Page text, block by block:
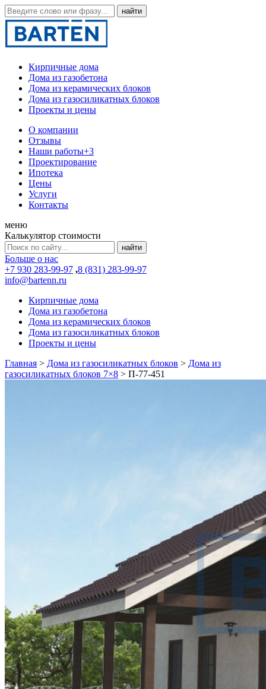
Кирпичные дома
Дома из газобетона
Дома из керамических блоков
Дома из газосиликатных блоков
Проекты и цены
О компании
Отзывы
Наши работы+3
Проектирование
Ипотека
Цены
Услуги
Контакты
меню
Калькулятор стоимости
Больше о нас
+7 930 283-99-97 ,8 (831) 283-99-97
info@bartenn.ru
Кирпичные дома
Дома из газобетона
Дома из керамических блоков
Дома из газосиликатных блоков
Проекты и цены
Главная > Дома из газосиликатных блоков > Дома из
газосиликатных блоков 7×8 > П-77-451